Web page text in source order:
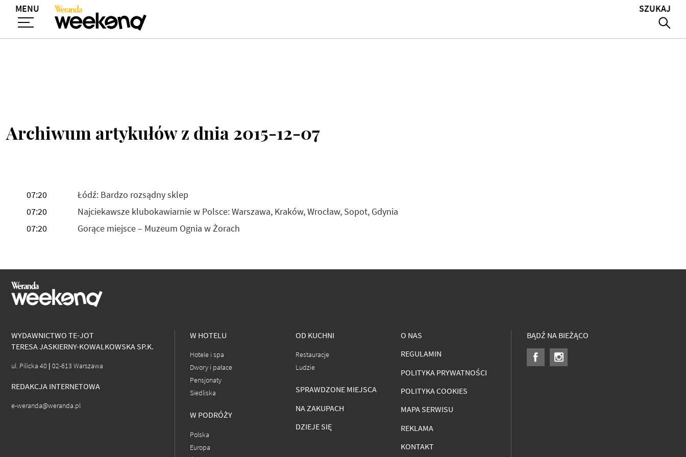
MENU SZUKAJ
Archiwum artykułów z dnia 2015-12-07
07:20
Łódź: Bardzo rozsądny sklep
07:20
Najciekawsze klubokawiarnie w Polsce: Warszawa, Kraków, Wrocław, Sopot, Gdynia
07:20
Gorące miejsce – Muzeum Ognia w Żorach
WYDAWNICTWO TE-JOT
TERESA JASKIERNY-KOWALKOWSKA SP.K.
ul. Pilicka 40 | 02-613 Warszawa
REDAKCJA INTERNETOWA
e-weranda@weranda.pl
W HOTELU
Hotele i spa
Dwory i pałace
Pensjonaty
Siedliska
W PODRÓŻY
Polska
Europa
OD KUCHNI
Restauracje
Ludzie
SPRAWDZONE MIEJSCA
NA ZAKUPACH
DZIEJE SIĘ
O NAS
REGULAMIN
POLITYKA PRYWATNOŚCI
POLITYKA COOKIES
MAPA SERWISU
REKLAMA
KONTAKT
BĄDŹ NA BIEŻĄCO